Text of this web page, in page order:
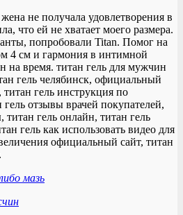
не получала удовлетворения в
что ей не хватает моего размера.
попробовали Titan. Помог на
4 см и гармония в интимной
на время. титан гель для мужчин
гель челябинск, официальный
титан гель инструкция по
отзывы врачей покупателей,
титан гель онлайн, титан гель
гель как использовать видео для
официальный сайт, титан
мазь